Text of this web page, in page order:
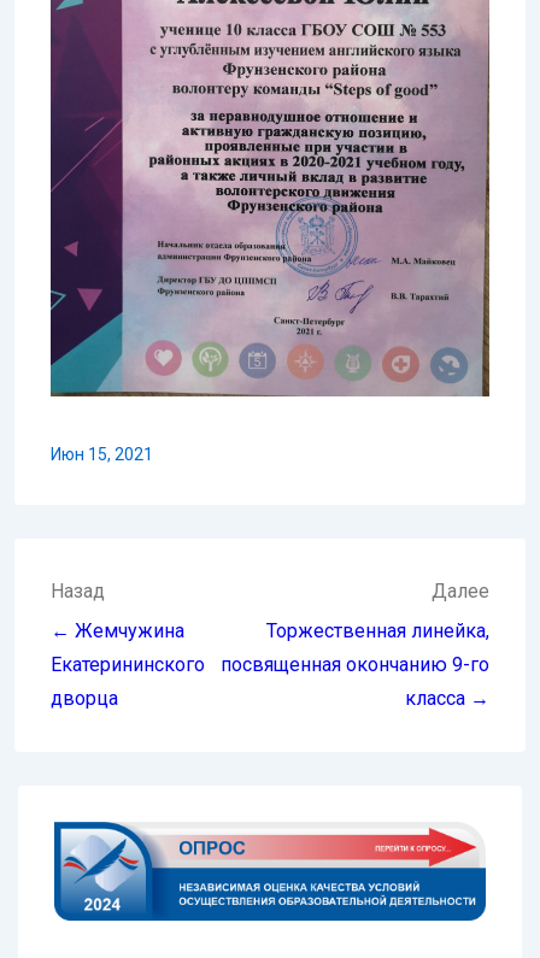
Июн 15, 2021
Навигация
по
записям
Назад
← Жемчужина
Екатерининского
дворца
Далее
Торжественная линейка,
посвященная окончанию 9-го
класса →